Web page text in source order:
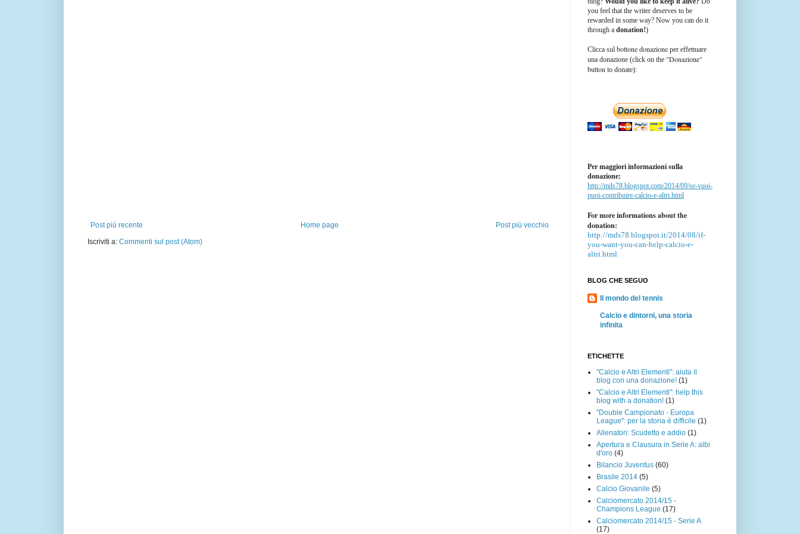
Post più recente Post più vecchio
Home page
Iscriviti a: Commenti sul post (Atom)
you feel that the writer deserves to be
rewarded in some way? Now you can do it
through a donation!)
Clicca sul bottone donazione per effettuare
una donazione (click on the "Donazione"
button to donate):
Per maggiori informazioni sulla
donazione:
http://mds78.blogspot.com/2014/09/se-vuoi-
puoi-contribuire-calcio-e-altri.html
For more informations about the
donation:
http://mds78.blogspot.it/2014/08/if-
you-want-you-can-help-calcio-e-
altri.html
BLOG CHE SEGUO
Il mondo del tennis
Calcio e dintorni, una storia
infinita
ETICHETTE
"Calcio e Altri Elementi": aiuta il
blog con una donazione! (1)
"Calcio e Altri Elementi": help this
blog with a donation! (1)
"Double Campionato - Europa
League": per la storia è difficile (1)
Allenatori: Scudetto e addio (1)
Apertura e Clausura in Serie A: albi
d'oro (4)
Bilancio Juventus (60)
Brasile 2014 (5)
Calcio Giovanile (5)
Calciomercato 2014/15 -
Champions League (17)
Calciomercato 2014/15 - Serie A
(17)